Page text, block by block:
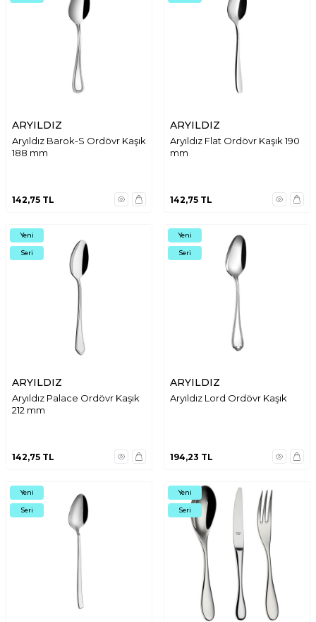
ARYILDIZ
Aryıldız Barok-S Ordövr Kaşık
188 mm
142,75 TL
ARYILDIZ
Aryıldız Flat Ordövr Kaşık 190
mm
142,75 TL
Yeni
Seri
ARYILDIZ
Aryıldız Palace Ordövr Kaşık
212 mm
142,75 TL
Yeni
Seri
ARYILDIZ
Aryıldız Lord Ordövr Kaşık
194,23 TL
Yeni
Seri
Yeni
Seri